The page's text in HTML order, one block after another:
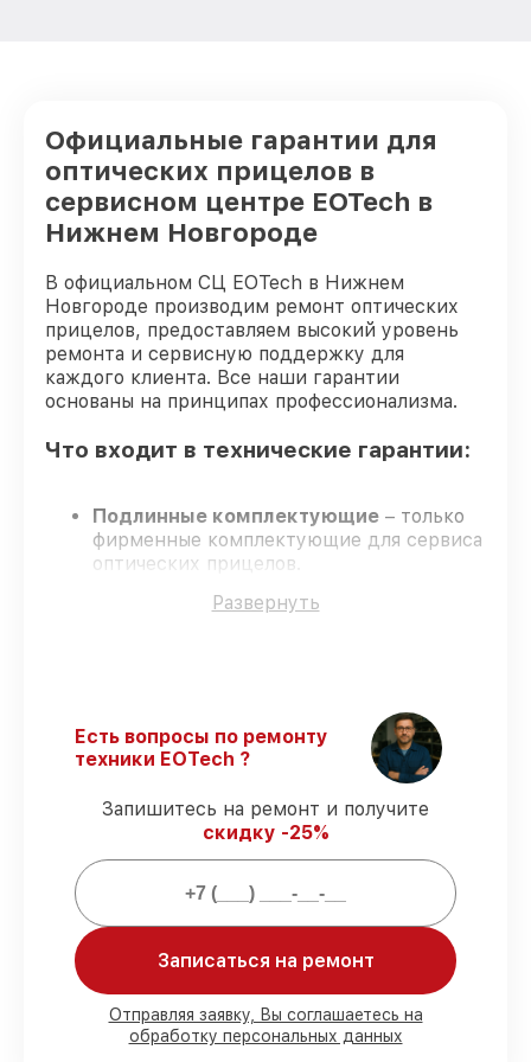
(восстановление) оптического прицела
EOTech
от 750₽
Прошивка (Обновление ПО) оптического
прицела EOTech
от 450₽
Официальные гарантии для
оптических прицелов в
сервисном центре EOTech в
Нижнем Новгороде
В официальном СЦ EOTech в Нижнем
Новгороде производим ремонт оптических
прицелов, предоставляем высокий уровень
ремонта и сервисную поддержку для
каждого клиента. Все наши гарантии
основаны на принципах профессионализма.
Что входит в технические гарантии:
Подлинные комплектующие – только
фирменные комплектующие для сервиса
оптических прицелов.
сертификация подтверждают уровень
Официальная гарантия– обслуживание
с полным гарантийным сопровождением.
Что мы гарантируем при сервисе
оптических прицелов:
80%
сервисов завершаем в присутствии
деталей хранятся на складе,
остальные заказываются оперативно
Фирменные детали и качественные
аналоги– под разные запросы
Развернуть
Есть вопросы по ремонту
техники EOTech ?
Запишитесь на ремонт и получите
скидку -25%
Записаться на ремонт
Отправляя заявку, Вы соглашаетесь на
обработку персональных данных